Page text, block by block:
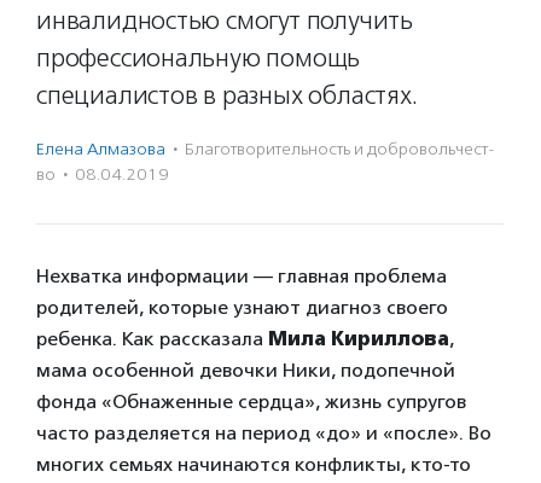
инвалидностью смогут получить
профессиональную помощь
специалистов в разных областях.
Елена Алмазова · Благотвори­тель­ность и доброволь­чест­
во · 08.04.2019
Нехватка информации — главная проблема
родителей, которые узнают диагноз своего
ребенка. Как рассказала Мила Кириллова,
мама особенной девочки Ники, подопечной
фонда «Обнаженные сердца», жизнь супругов
часто разделяется на период «до» и «после». Во
многих семьях начинаются конфликты, кто-то